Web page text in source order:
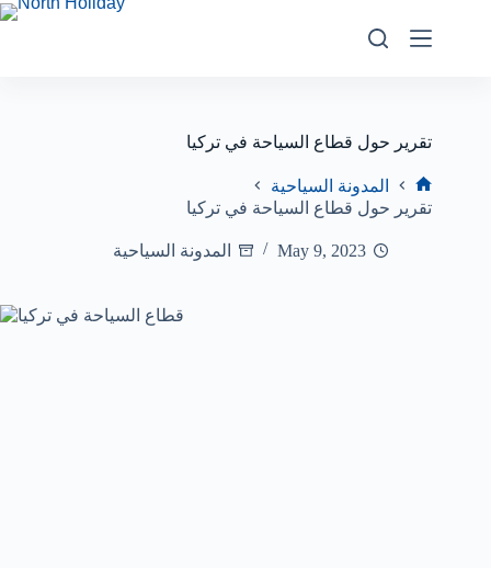
تقرير حول قطاع السياحة في تركيا
المدونة السياحية
تقرير حول قطاع السياحة في تركيا
May 9, 2023 المدونة السياحية